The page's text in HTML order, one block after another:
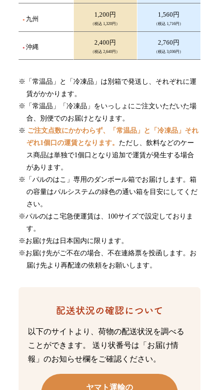
九州
1,200円
（税込 1,320円）
1,560円
（税込 1,716円）
沖縄
2,400円
（税込 2,640円）
2,760円
（税込 3,036円）
「常温品」と「冷凍品」は別箱で発送し、それぞれに運
賃がかかります。
「常温品」「冷凍品」をいっしょにご注文いただいた場
合、別便でのお届けとなります。
ご注文点数にかかわらず、「常温品」と「冷凍品」それ
ぞれ1個口の運賃となります。 ただし、飲料などのケー
ス商品は単独で1個口となり追加で運賃が発生する場合
があります。
「パルのはこ」専用のダンボール箱でお届けします。箱
の容量はパルシステムの緑色の通い箱を目安にしてくだ
さい。
パルのはこ宅急便運賃は、100サイズで設定しておりま
す。
お届け先は日本国内に限ります。
お届け先がご不在の場合、不在連絡票を投函します。お
届け先より再配達の依頼をお願いします。
以下のサイトより、荷物の配送状況を調べる
ことができます。 送り状番号は「お届け情
報」のお知らせ欄をご確認ください。
ヤマト運輸の